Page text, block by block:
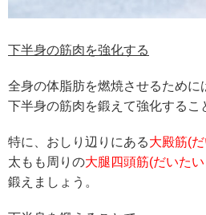
下半身の筋肉を強化する
全身の体脂肪を燃焼させるために
下半身の筋肉を鍛えて強化するこ
特に、おしり辺りにある大殿筋(
太もも周りの大腿四頭筋(だいた
鍛えましょう。